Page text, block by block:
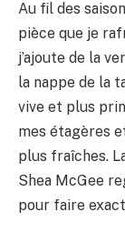
Au fil des
pièce que je
j’ajoute de la
la nappe de la
vive et plus
mes étagères
plus fraîches.
Shea McGee
pour faire